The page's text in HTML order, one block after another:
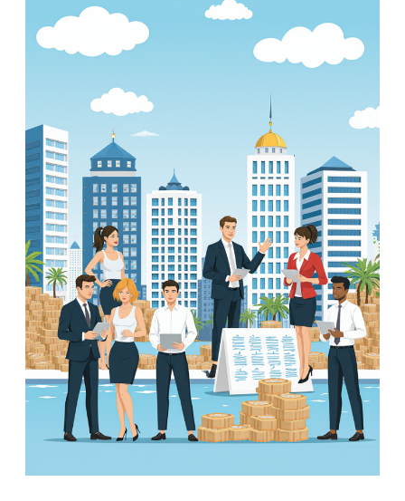
לבניין